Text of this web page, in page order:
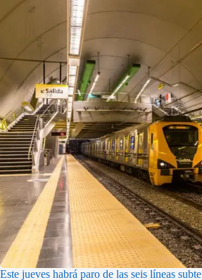
Este jueves habrá paro de las seis líneas subte